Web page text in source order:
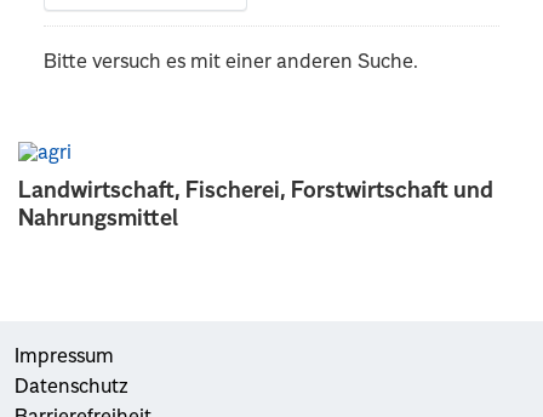
Landwirtschaft, Fischerei, Forstwirtschaft und
Nahrungsmittel
Bitte versuch es mit einer anderen Suche.
Impressum
Datenschutz